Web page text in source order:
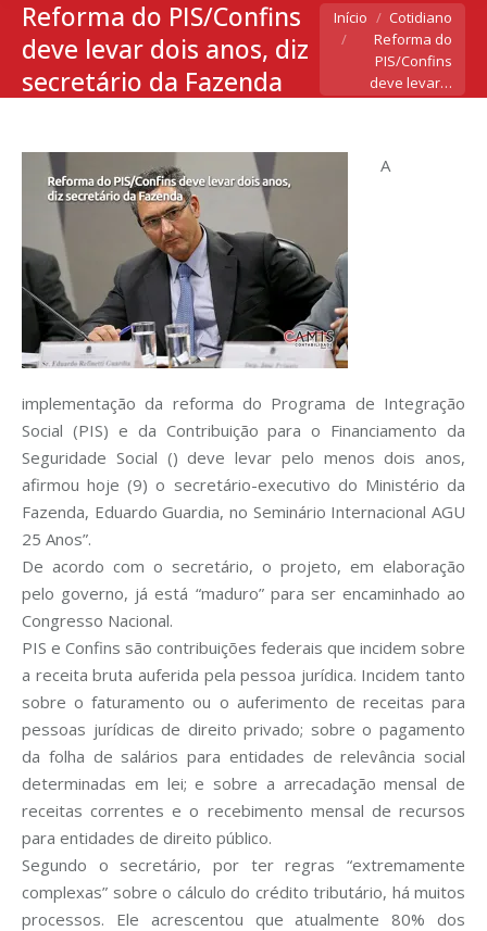
Reforma do PIS/Confins
deve levar dois anos, diz
secretário da Fazenda
Você está aqui:
Início
Cotidiano
Reforma do
PIS/Confins
deve levar…
A
implementação da reforma do Programa de Integração
Social (PIS) e da Contribuição para o Financiamento da
Seguridade Social () deve levar pelo menos dois anos,
afirmou hoje (9) o secretário-executivo do Ministério da
Fazenda, Eduardo Guardia, no Seminário Internacional AGU
25 Anos”.
De acordo com o secretário, o projeto, em elaboração
pelo governo, já está “maduro” para ser encaminhado ao
Congresso Nacional.
PIS e Confins são contribuições federais que incidem sobre
a receita bruta auferida pela pessoa jurídica. Incidem tanto
sobre o faturamento ou o auferimento de receitas para
pessoas jurídicas de direito privado; sobre o pagamento
da folha de salários para entidades de relevância social
determinadas em lei; e sobre a arrecadação mensal de
receitas correntes e o recebimento mensal de recursos
para entidades de direito público.
Segundo o secretário, por ter regras “extremamente
complexas” sobre o cálculo do crédito tributário, há muitos
processos. Ele acrescentou que atualmente 80% dos